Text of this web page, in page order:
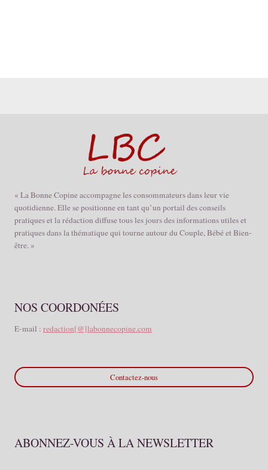
« La Bonne Copine accompagne les consommateurs dans leur vie
quotidienne. Elle se positionne en tant qu’un portail des conseils
pratiques et la rédaction diffuse tous les jours des informations utiles et
pratiques dans la thématique qui tourne autour du Couple, Bébé et Bien-
être. »
NOS COORDONÉES
E-mail : redaction[@]labonnecopine.com
Contactez-nous
ABONNEZ-VOUS À LA NEWSLETTER